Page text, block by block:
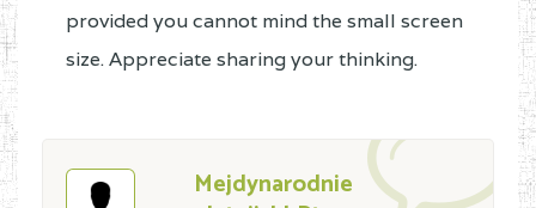
provided you cannot mind the small screen
size. Appreciate sharing your thinking.
Mejdynarodnie